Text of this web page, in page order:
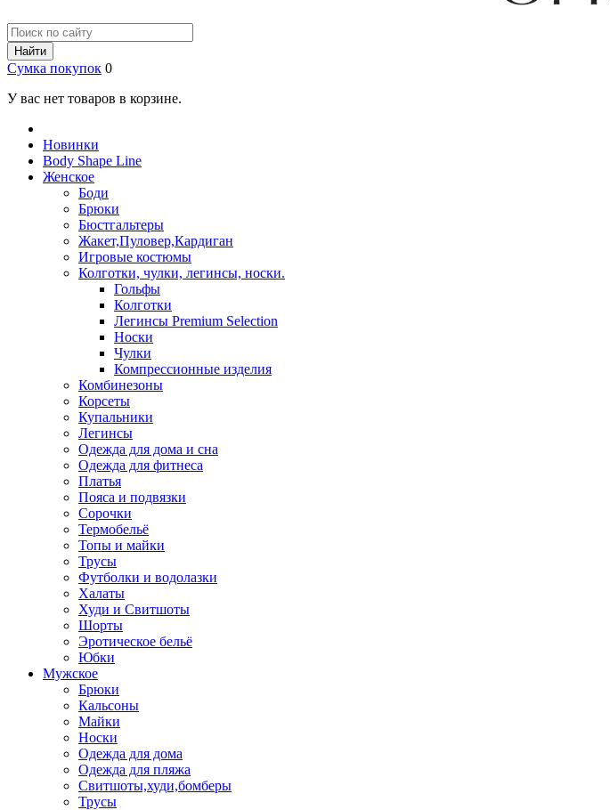
Найти
Сумка покупок 0
У вас нет товаров в корзине.
Новинки
Body Shape Line
Женское
Боди
Брюки
Бюстгальтеры
Жакет,Пуловер,Кардиган
Игровые костюмы
Колготки, чулки, легинсы, носки.
Гольфы
Колготки
Легинсы Premium Selection
Носки
Чулки
Компрессионные изделия
Комбинезоны
Корсеты
Купальники
Легинсы
Одежда для дома и сна
Одежда для фитнеса
Платья
Пояса и подвязки
Сорочки
Термобельё
Топы и майки
Трусы
Футболки и водолазки
Халаты
Худи и Свитшоты
Шорты
Эротическое бельё
Юбки
Мужское
Брюки
Кальсоны
Майки
Носки
Одежда для дома
Одежда для пляжа
Свитшоты,худи,бомберы
Трусы